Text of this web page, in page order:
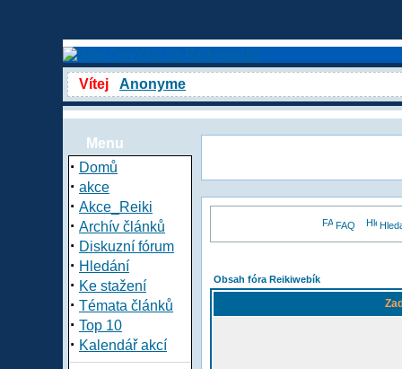
Vítej Anonyme
Menu
· Domů
· akce
· Akce_Reiki
· Archív článků
· Diskuzní fórum
· Hledání
· Ke stažení
· Témata článků
· Top 10
· Kalendář akcí
FAQ
Obsah fóra Reikiwebík